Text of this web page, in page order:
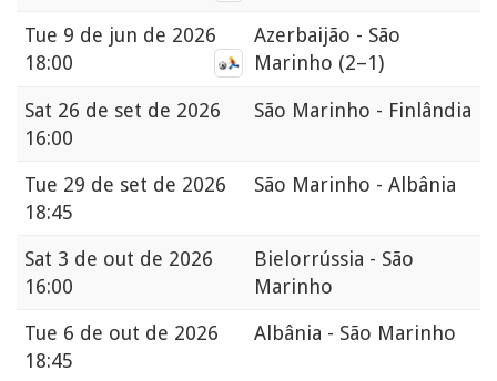
Tue 9 de jun de 2026
18:00
Azerbaijão - São
Marinho (2–1)
Sat 26 de set de 2026
16:00
São Marinho - Finlândia
Tue 29 de set de 2026
18:45
São Marinho - Albânia
Sat 3 de out de 2026
16:00
Bielorrússia - São
Marinho
Tue 6 de out de 2026
18:45
Albânia - São Marinho